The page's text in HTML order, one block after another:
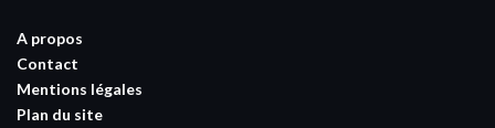
A propos
Contact
Mentions légales
Plan du site